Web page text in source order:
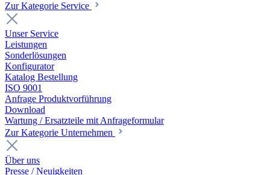
Zur Kategorie Service
Unser Service
Leistungen
Sonderlösungen
Konfigurator
Katalog Bestellung
ISO 9001
Anfrage Produktvorführung
Download
Wartung / Ersatzteile mit Anfrageformular
Zur Kategorie Unternehmen
Über uns
Presse / Neuigkeiten